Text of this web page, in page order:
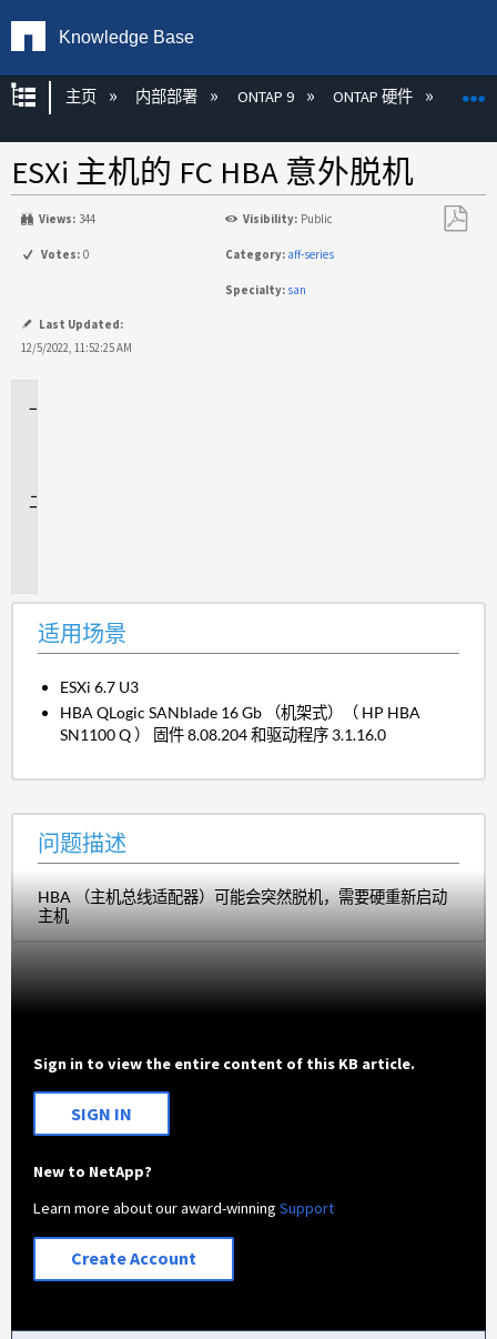
Knowledge Base
扩展/隐缩全局层次
主页 内部部署 ONTAP 9 ONTAP 硬件
ESXi 主机的 FC HBA 意外脱机
Views: 344 Visibility: Public
Votes: 0 Category: aff-series
Specialty: san
Last Updated:
12/5/2022, 11:52:25 AM
适用场景
ESXi 6.7 U3
HBA QLogic SANblade 16 Gb （机架式）（ HP HBA
SN1100 Q ） 固件 8.08.204 和驱动程序 3.1.16.0
问题描述
HBA （主机总线适配器）可能会突然脱机，需要硬重新启动
主机
Sign in to view the entire content of this KB article.
SIGN IN
New to NetApp?
Learn more about our award-winningSupport
Create Account